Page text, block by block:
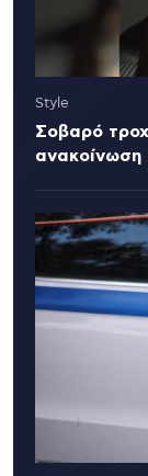
Style
Σοβαρό